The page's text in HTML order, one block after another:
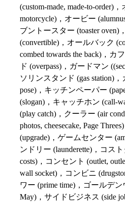
(custom-made, made-to-order)
motorcycle)，オービー
ブントースター (toaster oven)
(convertible)，オールバック
combed towards the back)，カ
ド (overpass)，ガードマン
ソリンスタンド (gas station)
pose)，キッチンペーパー
(slogan)，キャッチホン (call-
(play catch)，クーラー (air
photos, cheesecake, Page
(upgrade)，ゲームセンター
ンドリー (launderette)，コス
costs)，コンセント (outlet,
wall socket)，コンビニ
ワー (prime time)，ゴールデ
May)，サイドビジネス (side